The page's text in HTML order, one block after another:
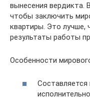
вынесения вердикта.
чтобы заключить
квартиры. Это лучше,
результаты работы
Особенности
Составляется